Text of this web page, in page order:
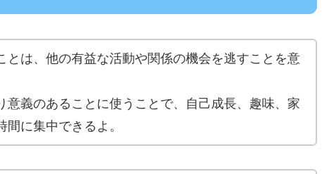
とは、他の有益な活動や関係の機会を逃すことを意
意義のあることに使うことで、自己成長、趣味、家
に集中できるよ。